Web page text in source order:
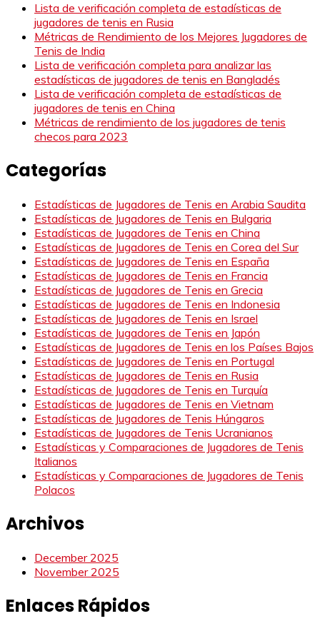
Lista de verificación completa de estadísticas de
jugadores de tenis en Rusia
Métricas de Rendimiento de los Mejores Jugadores de
Tenis de India
Lista de verificación completa para analizar las
estadísticas de jugadores de tenis en Bangladés
Lista de verificación completa de estadísticas de
jugadores de tenis en China
Métricas de rendimiento de los jugadores de tenis
checos para 2023
Categorías
Estadísticas de Jugadores de Tenis en Arabia Saudita
Estadísticas de Jugadores de Tenis en Bulgaria
Estadísticas de Jugadores de Tenis en China
Estadísticas de Jugadores de Tenis en Corea del Sur
Estadísticas de Jugadores de Tenis en España
Estadísticas de Jugadores de Tenis en Francia
Estadísticas de Jugadores de Tenis en Grecia
Estadísticas de Jugadores de Tenis en Indonesia
Estadísticas de Jugadores de Tenis en Israel
Estadísticas de Jugadores de Tenis en Japón
Estadísticas de Jugadores de Tenis en los Países Bajos
Estadísticas de Jugadores de Tenis en Portugal
Estadísticas de Jugadores de Tenis en Rusia
Estadísticas de Jugadores de Tenis en Turquía
Estadísticas de Jugadores de Tenis en Vietnam
Estadísticas de Jugadores de Tenis Húngaros
Estadísticas de Jugadores de Tenis Ucranianos
Estadísticas y Comparaciones de Jugadores de Tenis
Italianos
Estadísticas y Comparaciones de Jugadores de Tenis
Polacos
Archivos
December 2025
November 2025
Enlaces Rápidos